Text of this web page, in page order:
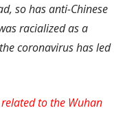
so has anti-Chinese
racialized as a
coronavirus has led
to the Wuhan